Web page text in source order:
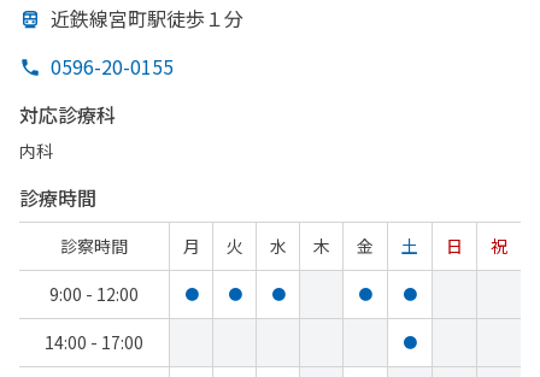
近鉄線宮町駅徒歩１分
0596-20-0155
対応診療科
内科
診療時間
診察時間 月 火 水 木 金 土 日
祝
9:00 - 12:00
● ● ● ● ●
14:00 - 17:00 ●